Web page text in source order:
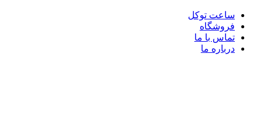
ساعت توکل
فروشگاه
تماس با ما
درباره ما